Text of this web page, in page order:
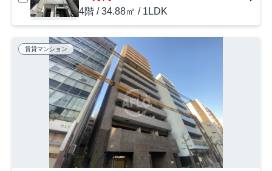
4階 / 34.88㎡ / 1LDK
賃貸マンション